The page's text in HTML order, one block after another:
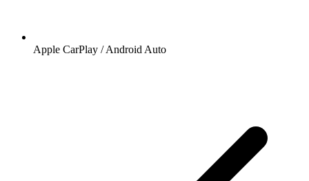
Apple CarPlay / Android Auto